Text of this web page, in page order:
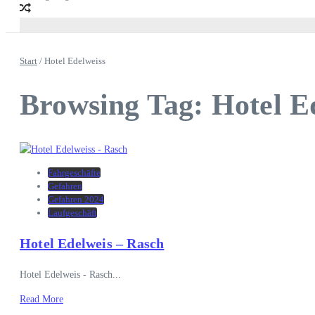
Start / Hotel Edelweiss
Browsing Tag: Hotel
Fahrgeschäfte
Gefahren
Gefahren 2024
Laufgeschäft
Hotel Edelweis – Rasch
Hotel Edelweis - Rasch...
Read More